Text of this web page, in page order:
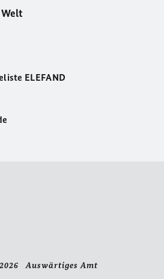
ELEFAND
Auswärtiges Amt